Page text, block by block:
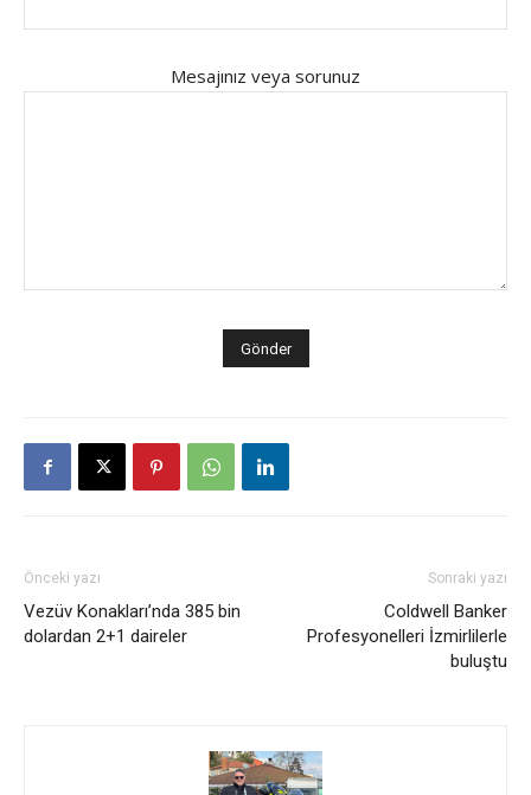
Mesajınız veya sorunuz
Önceki yazı
Vezüv Konakları’nda 385 bin
dolardan 2+1 daireler
Sonraki yazı
Coldwell Banker
Profesyonelleri İzmirlilerle
buluştu